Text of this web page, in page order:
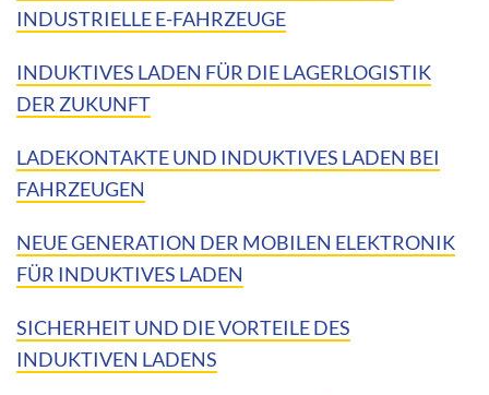
INDUSTRIELLE E-FAHRZEUGE
INDUKTIVES LADEN FÜR DIE LAGERLOGISTIK
DER ZUKUNFT
LADEKONTAKTE UND INDUKTIVES LADEN BEI
FAHRZEUGEN
NEUE GENERATION DER MOBILEN ELEKTRONIK
FÜR INDUKTIVES LADEN
SICHERHEIT UND DIE VORTEILE DES
INDUKTIVEN LADENS